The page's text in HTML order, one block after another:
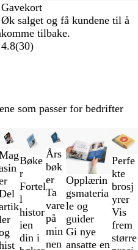
Gavekort
Øk salget og få kundene til å
komme tilbake.
4.8(30)
som passer for bedrifter
Bøke
r
Fortel
l
histor
ien
din i
Års
bøk
er
Ta
vare
på
min
nen
Opplærin
gsmateria
le og
guider
Gi nye
ansatte en
Perfe
kte
brosj
yrer
Vis
frem
større